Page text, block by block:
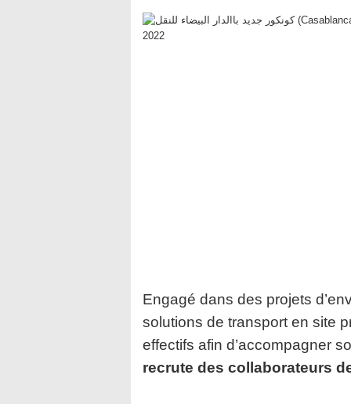
Engagé dans des projets
solutions de transport en site
effectifs afin d’accompagner
recrute des collaborateurs